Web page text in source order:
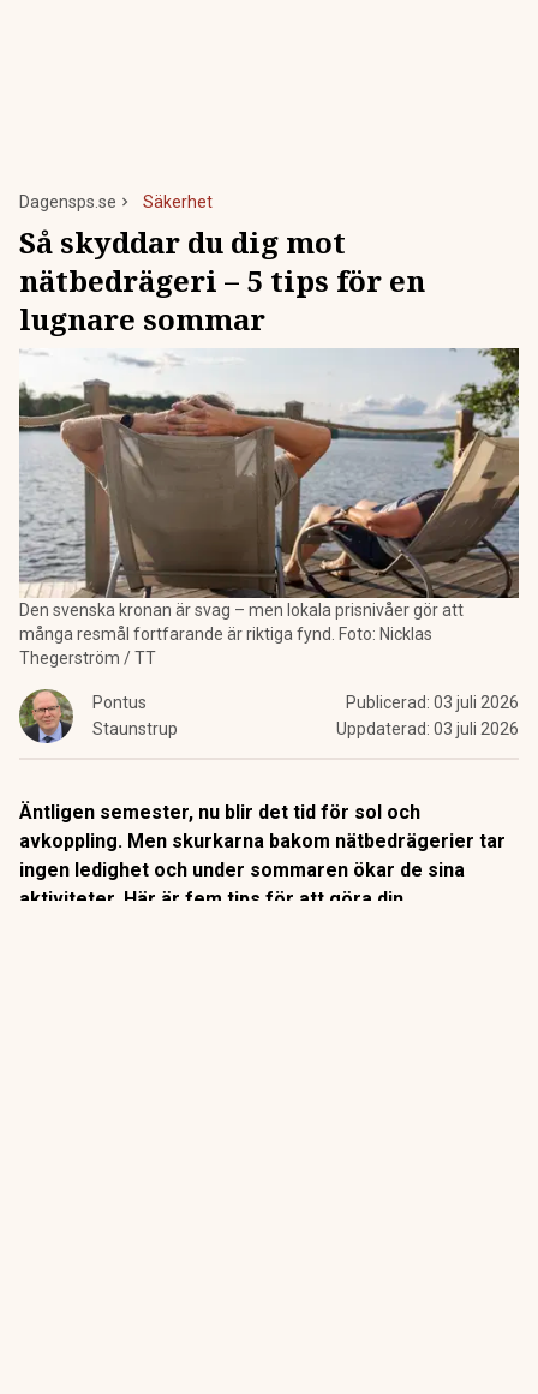
Dagensps.se Säkerhet
Så skyddar du dig mot
nätbedrägeri – 5 tips för en
lugnare sommar
Den svenska kronan är svag – men lokala prisnivåer gör att
många resmål fortfarande är riktiga fynd. Foto: Nicklas
Thegerström / TT
Pontus
Staunstrup
Publicerad: 03 juli 2026
Uppdaterad: 03 juli 2026
Äntligen semester, nu blir det tid för sol och
avkoppling. Men skurkarna bakom nätbedrägerier tar
ingen ledighet och under sommaren ökar de sina
aktiviteter. Här är fem tips för att göra din